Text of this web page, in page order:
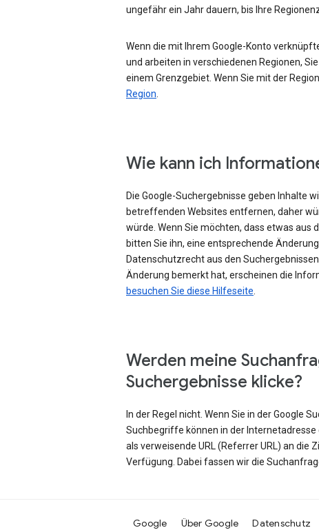
ungefähr ein Jahr dauern, bis Ihre
Wenn die mit Ihrem Google-Konto
und arbeiten in verschiedenen Regionen,
einem Grenzgebiet. Wenn Sie mit der
Region
Wie kann ich
Die Google-Suchergebnisse geben Inhalte
betreffenden Websites entfernen, daher
würde. Wenn Sie möchten, dass etwas aus
bitten Sie ihn, eine entsprechende
Datenschutzrecht aus den
Änderung bemerkt hat, erscheinen die
besuchen Sie diese Hilfeseite
Werden meine
Suchergebnisse klicke?
In der Regel nicht. Wenn Sie in der Google
Suchbegriffe können in der Internetadresse
als verweisende URL (Referrer URL) an die
Verfügung. Dabei fassen wir die
Google Über Google Datenschutz